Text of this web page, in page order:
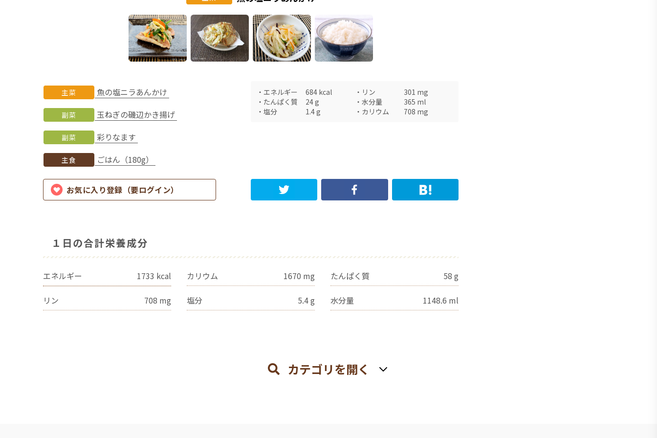
主菜 魚の塩ニラあんかけ
副菜 玉ねぎの磯辺かき揚げ
副菜 彩りなます
主食 ごはん（180g）
・ エネルギー 684 kcal ・ リン 301 mg
・ たんぱく質 24g ・ 水分量 365 ml
・ 塩分 1.4g ・ カリウム 708 mg
お気に入り登録（要ログイン）
１日の合計栄養成分
エネルギー 1733 kcal カリウム 1670 mg たんぱく質 58 g
リン 708 mg 塩分 5.4g 水分量 1148.6 ml
カテゴリを開く